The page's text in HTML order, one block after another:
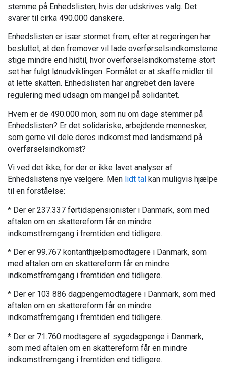
stemme på Enhedslisten, hvis der udskrives valg. Det
svarer til cirka 490.000 danskere.
Enhedslisten er især stormet frem, efter at regeringen har
besluttet, at den fremover vil lade overførselsindkomsterne
stige mindre end hidtil, hvor overførselsindkomsterne stort
set har fulgt lønudviklingen. Formålet er at skaffe midler til
at lette skatten. Enhedslisten har angrebet den lavere
regulering med udsagn om mangel på solidaritet.
Hvem er de 490.000 mon, som nu om dage stemmer på
Enhedslisten? Er det solidariske, arbejdende mennesker,
som gerne vil dele deres indkomst med landsmænd på
overførselsindkomst?
Vi ved det ikke, for der er ikke lavet analyser af
Enhedslistens nye vælgere. Men lidt tal kan muligvis hjælpe
til en forståelse:
* Der er 237.337 førtidspensionister i Danmark, som med
aftalen om en skattereform får en mindre
indkomstfremgang i fremtiden end tidligere.
* Der er 99.767 kontanthjælpsmodtagere i Danmark, som
med aftalen om en skattereform får en mindre
indkomstfremgang i fremtiden end tidligere.
* Der er 103 886 dagpengemodtagere i Danmark, som med
aftalen om en skattereform får en mindre
indkomstfremgang i fremtiden end tidligere.
* Der er 71.760 modtagere af sygedagpenge i Danmark,
som med aftalen om en skattereform får en mindre
indkomstfremgang i fremtiden end tidligere.